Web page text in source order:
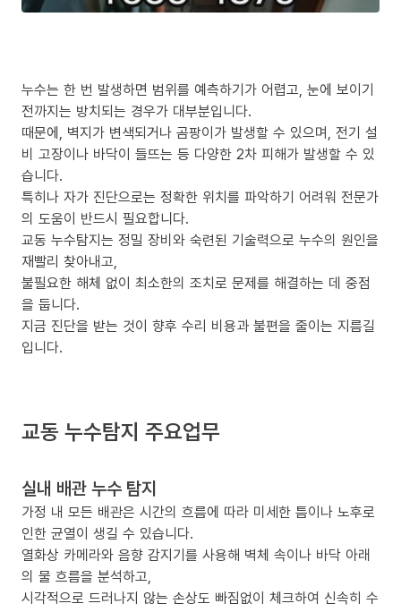
누수는 한 번 발생하면 범위를 예측하기가 어렵고, 눈에 보이기
전까지는 방치되는 경우가 대부분입니다.
때문에, 벽지가 변색되거나 곰팡이가 발생할 수 있으며, 전기 설
비 고장이나 바닥이 들뜨는 등 다양한 2차 피해가 발생할 수 있
습니다.
특히나 자가 진단으로는 정확한 위치를 파악하기 어려워 전문가
의 도움이 반드시 필요합니다.
교동 누수탐지는 정밀 장비와 숙련된 기술력으로 누수의 원인을
재빨리 찾아내고,
불필요한 해체 없이 최소한의 조치로 문제를 해결하는 데 중점
을 둡니다.
지금 진단을 받는 것이 향후 수리 비용과 불편을 줄이는 지름길
입니다.
교동 누수탐지 주요업무
실내 배관 누수 탐지
가정 내 모든 배관은 시간의 흐름에 따라 미세한 틈이나 노후로
인한 균열이 생길 수 있습니다.
열화상 카메라와 음향 감지기를 사용해 벽체 속이나 바닥 아래
의 물 흐름을 분석하고,
시각적으로 드러나지 않는 손상도 빠짐없이 체크하여 신속히 수